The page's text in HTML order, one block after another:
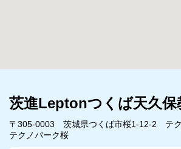
茨進Leptonつくば天久保
〒305-0003 茨城県つくば市桜1-12-2 テ
テクノパーク桜